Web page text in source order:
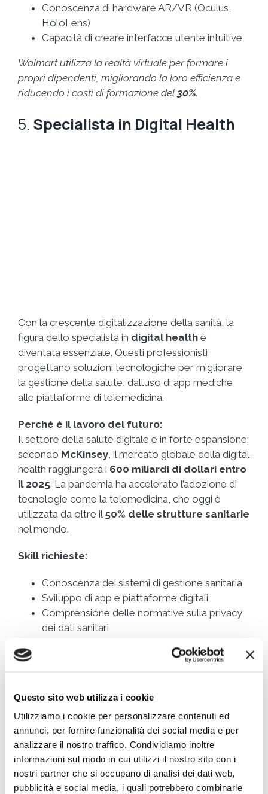
Questo sito web utilizza i cookie
Utilizziamo i cookie per personalizzare contenuti ed
annunci, per fornire funzionalità dei social media e per
analizzare il nostro traffico. Condividiamo inoltre
informazioni sul modo in cui utilizzi il nostro sito con i
nostri partner che si occupano di analisi dei dati web,
pubblicità e social media, i quali potrebbero combinarle
Conoscenza di hardware AR/VR (Oculus,
HoloLens)
Capacità di creare interfacce utente intuitive
Walmart utilizza la realtà virtuale per formare i
propri dipendenti, migliorando la loro efficienza e
riducendo i costi di formazione del 30%.
5. Specialista in Digital Health
Con la crescente digitalizzazione della sanità, la
figura dello specialista in digital health è
diventata essenziale. Questi professionisti
progettano soluzioni tecnologiche per migliorare
la gestione della salute, dall’uso di app mediche
alle piattaforme di telemedicina.
Perché è il lavoro del futuro:
Il settore della salute digitale è in forte espansione:
secondo McKinsey , il mercato globale della digital
health raggiungerà i 600 miliardi di dollari entro
il 2025. La pandemia ha accelerato l’adozione di
tecnologie come la telemedicina, che oggi è
utilizzata da oltre il 50% delle strutture sanitarie
nel mondo.
Skill richieste:
Conoscenza dei sistemi di gestione sanitaria
Sviluppo di app e piattaforme digitali
Comprensione delle normative sulla privacy
dei dati sanitari
Mayo Clinic ha introdotto una piattaforma di
l’accesso alle cure e riducendo i tempi di attesa.
Come prepararsi ai lavori del
futuro? I consigli di BIG
L’evoluzione del mercato del lavoro richiede un